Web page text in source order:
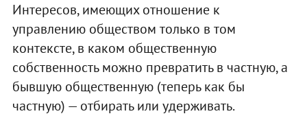
Интересов, имеющих отношение к
управлению обществом только в том
контексте, в каком общественную
собственность можно превратить в частную, а
бывшую общественную (теперь как бы
частную) — отбирать или удерживать.